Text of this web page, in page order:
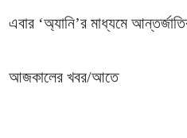
এবার ‘অ্যানি’র মাধ্যমে
আজকালের খবর/আতে